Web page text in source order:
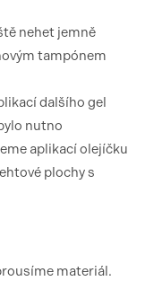
nehet jemně
tampónem
dalšího gel
nutno
aplikací olejíčku
plochy s
materiál.